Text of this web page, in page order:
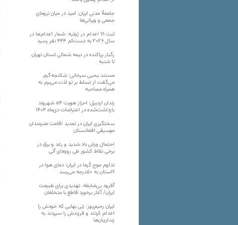
جامعهٔ مدنی ایران: امید در میان ترومای
جمعی و ویرانی‌ها
ثبت ۷۱ اعدام در ژوئیه؛ شمار اعدام‌ها در
سال ۲۰۲۶ به دست‌کم ۴۴۴ نفر رسید
رگبار پراکنده در نیمه شمالی استان تهران
تا شنبه
مستند یحیی سرخانی؛ شکنجه‌گرم
می‌گفت از تسلط بر تو لذت می‌برم به
همراه مصاحبه
زندان اردبیل؛ احراز هویت ۵۴ شهروند
بازداشت‌شده در اعتراضات دی‌ماه ۱۴۰۴
سختگیری ایران در تمدید اقامت هنرمندان
موسیقی افغانستان
احتمال وزش باد شدید و رعد و برق در
برخی نقاط کشور طی روزهای آتی
تداوم موج گرما در ایران؛ دمای هوا در
۶استان به ۵۰درجه می‌رسد
آفرود بی‌ضابطه، تهدیدی برای طبیعت
ایران/ آغاز برخورد قاطع با متخلفان
ایران رحیم‌پور؛ زنی بهایی که خودش را
اعدام کردند و فرزندش را سپردند به
زندان‌بان‌ها